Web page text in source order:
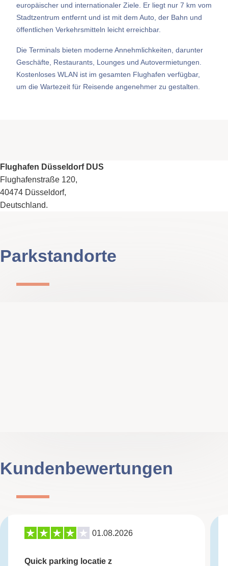
europäischer und internationaler Ziele. Er liegt nur 7 km vom
Stadtzentrum entfernt und ist mit dem Auto, der Bahn und
öffentlichen Verkehrsmitteln leicht erreichbar.
Die Terminals bieten moderne Annehmlichkeiten, darunter
Geschäfte, Restaurants, Lounges und Autovermietungen.
Kostenloses WLAN ist im gesamten Flughafen verfügbar,
um die Wartezeit für Reisende angenehmer zu gestalten.
Flughafen Düsseldorf DUS
Flughafenstraße 120,
40474 Düsseldorf,
Deutschland.
Parkstandorte
Kundenbewertungen
01.08.2026
Quick parking locatie z